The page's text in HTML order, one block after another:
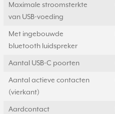
Maximale stroomsterkte
van USB-voeding
Met ingebouwde
bluetooth luidspreker
Aantal USB-C poorten
Aantal actieve contacten
(vierkant)
Aardcontact